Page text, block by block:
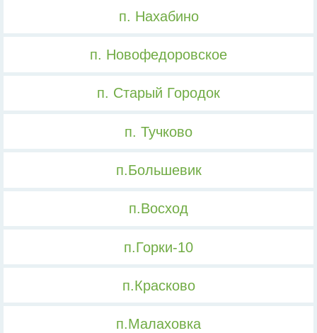
п. Нахабино
п. Новофедоровское
п. Старый Городок
п. Тучково
п.Большевик
п.Восход
п.Горки-10
п.Красково
п.Малаховка